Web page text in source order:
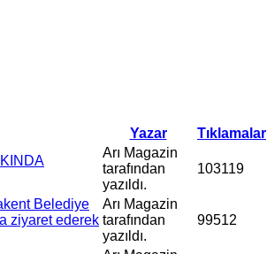
Yazar
Tıklamalar
Arı Magazin
tarafından
yazıldı.
103119
Belediye
ziyaret ederek
Arı Magazin
tarafından
yazıldı.
99512